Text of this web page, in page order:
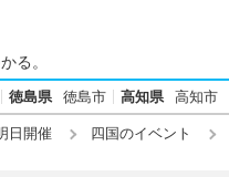
る。
徳島県 徳島市 高知県 高知市
日開催 四国のイベント